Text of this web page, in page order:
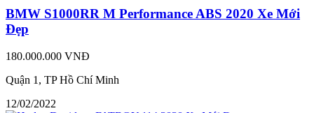
BMW S1000RR M Performance ABS 2020 Xe Mới
Đẹp
180.000.000 VNĐ
Quận 1, TP Hồ Chí Minh
12/02/2022